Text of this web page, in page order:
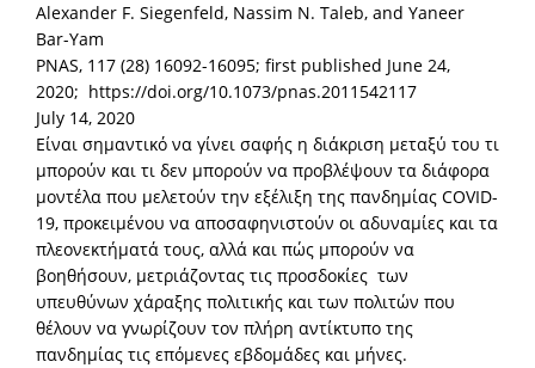
Alexander F. Siegenfeld, Nassim N. Taleb, and Yaneer
Bar-Yam
PNAS, 117 (28) 16092-16095; first published June 24,
2020; https://doi.org/10.1073/pnas.2011542117
July 14, 2020
Είναι σημαντικό να γίνει σαφής η διάκριση μεταξύ του τι
μπορούν και τι δεν μπορούν να προβλέψουν τα διάφορα
μοντέλα που μελετούν την εξέλιξη της πανδημίας COVID-
19, προκειμένου να αποσαφηνιστούν οι αδυναμίες και τα
πλεονεκτήματά τους, αλλά και πώς μπορούν να
βοηθήσουν, μετριάζοντας τις προσδοκίες των
υπευθύνων χάραξης πολιτικής και των πολιτών που
θέλουν να γνωρίζουν τον πλήρη αντίκτυπο της
πανδημίας τις επόμενες εβδομάδες και μήνες.